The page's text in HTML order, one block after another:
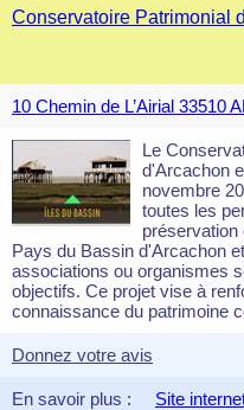
Conservatoire Patrimonial
10 Chemin de L’Airial 33510
Le
d'Arcachon
novembre
toutes les
préservation
Pays du Bassin d'Arcachon
associations ou organismes
objectifs. Ce projet vise à
connaissance du patrimoine
Donnez votre avis
En savoir plus : Site